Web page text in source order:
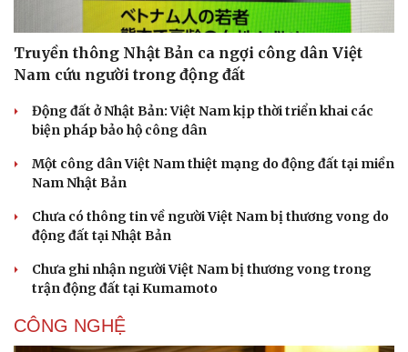
Văn hóa
Truyền thông Nhật Bản ca ngợi công dân Việt
Nam cứu người trong động đất
Động đất ở Nhật Bản: Việt Nam kịp thời triển khai các
biện pháp bảo hộ công dân
Một công dân Việt Nam thiệt mạng do động đất tại miền
Nam Nhật Bản
Chưa có thông tin về người Việt Nam bị thương vong do
động đất tại Nhật Bản
Chưa ghi nhận người Việt Nam bị thương vong trong
trận động đất tại Kumamoto
CÔNG NGHỆ